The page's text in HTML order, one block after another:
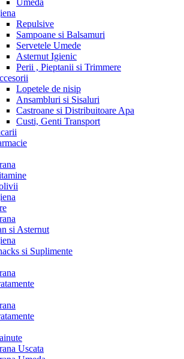
Umeda
Repulsive
Sampoane si Balsamuri
Servetele Umede
Asternut Igienic
Perii , Pieptanii si Trimmere
Lopetele de nisip
Ansambluri si Sisaluri
Castroane si Distribuitoare Apa
Custi, Genti Transport
si Asternut
si Suplimente
Uscata